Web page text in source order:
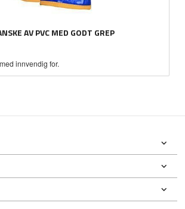
AV PVC MED GODT GREP
innvendig for.